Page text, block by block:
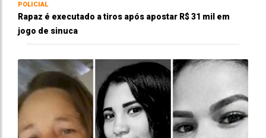
POLICIAL
Rapaz é executado a tiros após apostar R$ 31 mil em
jogo de sinuca